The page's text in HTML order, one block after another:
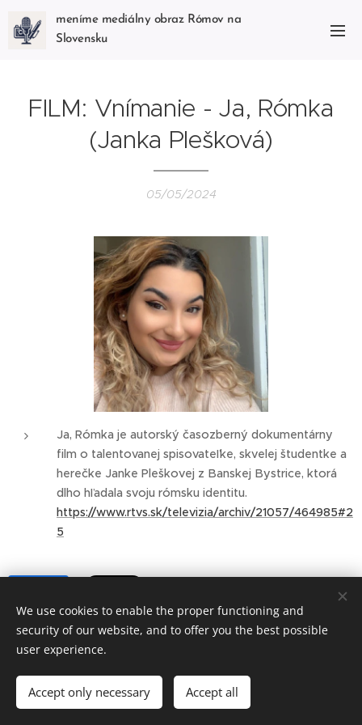
meníme mediálny obraz Rómov na
Slovensku
FILM: Vnímanie - Ja, Rómka
(Janka Plešková)
05/05/2024
Ja, Rómka je autorský časozberný dokumentárny
film o talentovanej spisovateľke, skvelej študentke a
herečke Janke Pleškovej z Banskej Bystrice, ktorá
dlho hľadala svoju rómsku identitu.
https://www.rtvs.sk/televizia/archiv/21057/464985#2
5
© Art Society, 2025
Meníme mediálny obraz Rómov.
We use cookies to enable the proper functioning and
security of our website, and to offer you the best possible
user experience.
Accept only necessary Accept all